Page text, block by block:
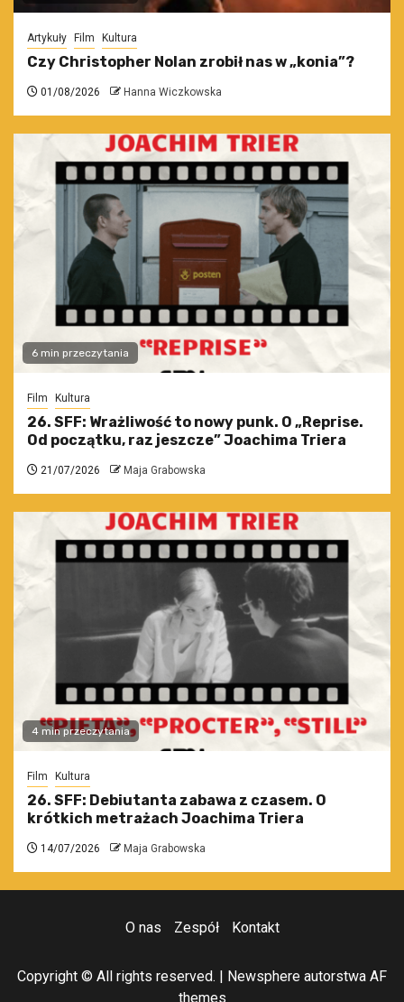
Artykuły Film Kultura
Czy Christopher Nolan zrobił nas w „konia”?
01/08/2026 Hanna Wiczkowska
6 min przeczytania
Film Kultura
26. SFF: Wrażliwość to nowy punk. O „Reprise.
Od początku, raz jeszcze” Joachima Triera
21/07/2026 Maja Grabowska
4 min przeczytania
Film Kultura
26. SFF: Debiutanta zabawa z czasem. O
krótkich metrażach Joachima Triera
14/07/2026 Maja Grabowska
O nas Zespół Kontakt
Copyright © All rights reserved. | Newsphere autorstwa AF
themes